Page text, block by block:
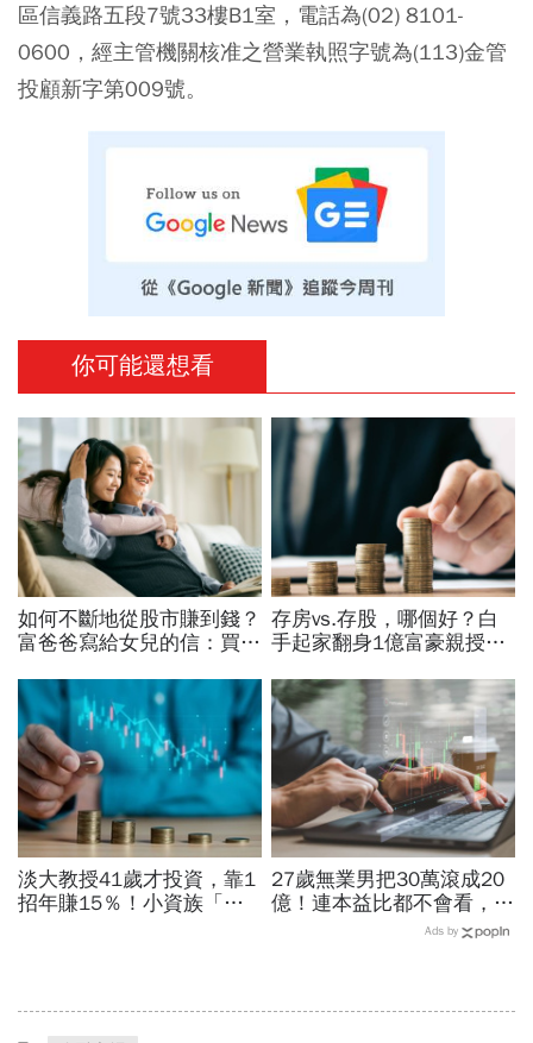
區信義路五段7號33樓B1室，電話為(02) 8101-
0600，經主管機關核准之營業執照字號為(113)金管
投顧新字第009號。
你可能還想看
如何不斷地從股市賺到錢？
富爸爸寫給女兒的信：買股
存房vs.存股，哪個好？白
手起家翻身1億富豪親授：
「它」致富
淡大教授41歲才投資，靠1
招年賺15％！小資族「勝
27歲無業男把30萬滾成20
億！連本益比都不會看，氣
死一堆金融專家…財產5年
Ads by